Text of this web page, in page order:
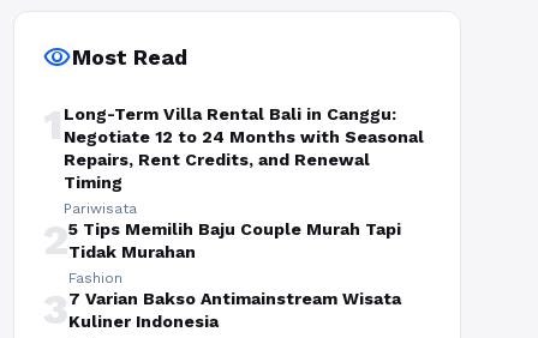
visibilityMost Read
1 Long-Term Villa Rental Bali in Canggu:
Negotiate 12 to 24 Months with Seasonal
Repairs, Rent Credits, and Renewal
Timing
Pariwisata
25 Tips Memilih Baju Couple Murah Tapi
Tidak Murahan
Fashion
37 Varian Bakso Antimainstream Wisata
Kuliner Indonesia